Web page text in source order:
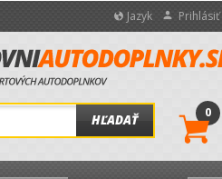
Jazyk Prihlásiť
HĽADAŤ 0